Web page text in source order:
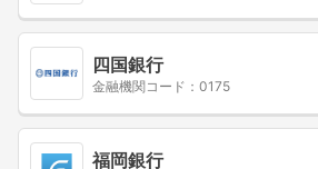
四国銀行
金融機関コード：0175
福岡銀行